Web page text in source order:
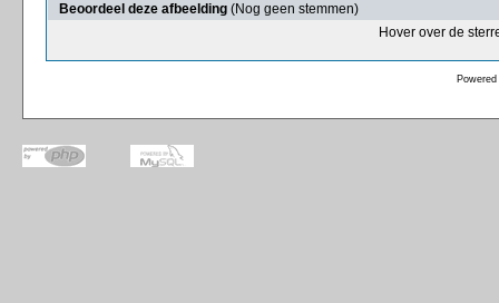
Beoordeel deze afbeelding (Nog geen stemmen)
Hover over de